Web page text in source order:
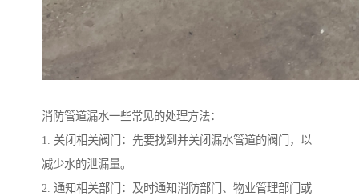
消防管道漏水一些常见的处理方法：
1. 关闭相关阀门：先要找到并关闭漏水管道的阀门，以
减少水的泄漏量。
2. 通知相关部门：及时通知消防部门、物业管理部门或